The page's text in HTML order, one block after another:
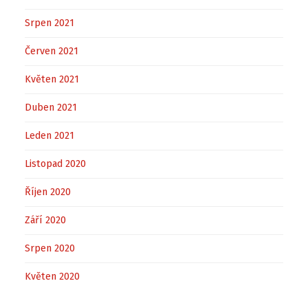
Srpen 2021
Červen 2021
Květen 2021
Duben 2021
Leden 2021
Listopad 2020
Říjen 2020
Září 2020
Srpen 2020
Květen 2020